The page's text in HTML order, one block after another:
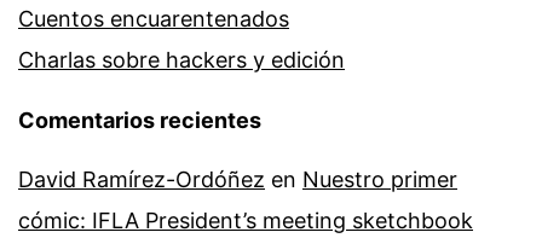
Cuentos encuarentenados
Charlas sobre hackers y edición
Comentarios recientes
David Ramírez-Ordóñez en Nuestro primer
cómic: IFLA President’s meeting sketchbook